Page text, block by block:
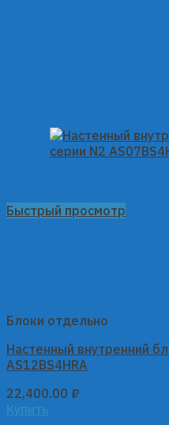
Быстрый просмотр
Блоки отдельно
Настенный внутренний
AS12BS4HRA
22,400.00 ₽
Купить